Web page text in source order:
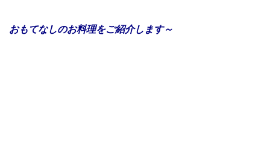
おもてなしのお料理をご紹介します～